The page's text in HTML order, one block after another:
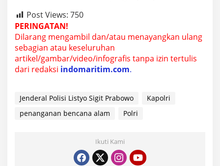
Post Views: 750
PERINGATAN!
Dilarang mengambil dan/atau menayangkan ulang
sebagian atau keseluruhan
artikel/gambar/video/infografis tanpa izin tertulis
dari redaksi indomaritim.com.
Jenderal Polisi Listyo Sigit Prabowo
Kapolri
penanganan bencana alam
Polri
Ikuti Kami